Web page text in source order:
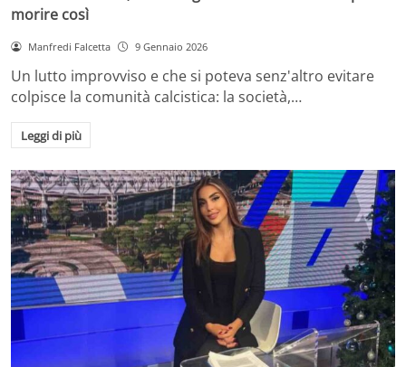
morire così
Manfredi Falcetta 9 Gennaio 2026
Un lutto improvviso e che si poteva senz'altro evitare
colpisce la comunità calcistica: la società,…
Leggi di più